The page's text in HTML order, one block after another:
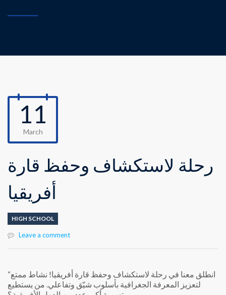
11
March
رحلة لاستكشاف وحفظ قارة
أفريقيا
HIGH SCHOOL
Leave a comment
“انطلق معنا في رحلة لاستكشاف وحفظ قارة أفريقيا! نشاط ممتع
لتعزيز المعرفة الجغرافية بأسلوب شيّق وتفاعلي. من يستطيع